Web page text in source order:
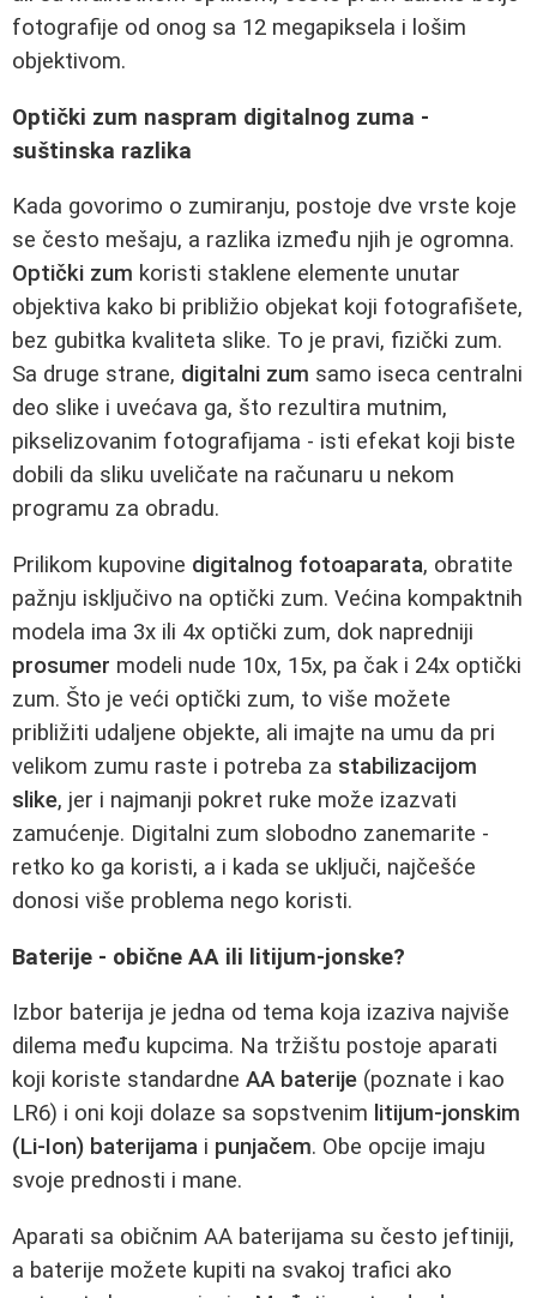
fotografije od onog sa 12 megapiksela i lošim
objektivom.
Optički zum naspram digitalnog zuma -
suštinska razlika
Kada govorimo o zumiranju, postoje dve vrste koje
se često mešaju, a razlika između njih je ogromna.
Optički zum koristi staklene elemente unutar
objektiva kako bi približio objekat koji fotografišete,
bez gubitka kvaliteta slike. To je pravi, fizički zum.
Sa druge strane, digitalni zum samo iseca centralni
deo slike i uvećava ga, što rezultira mutnim,
pikselizovanim fotografijama - isti efekat koji biste
dobili da sliku uveličate na računaru u nekom
programu za obradu.
Prilikom kupovine digitalnog fotoaparata, obratite
pažnju isključivo na optički zum. Većina kompaktnih
modela ima 3x ili 4x optički zum, dok napredniji
prosumer modeli nude 10x, 15x, pa čak i 24x optički
zum. Što je veći optički zum, to više možete
približiti udaljene objekte, ali imajte na umu da pri
velikom zumu raste i potreba za stabilizacijom
slike, jer i najmanji pokret ruke može izazvati
zamućenje. Digitalni zum slobodno zanemarite -
retko ko ga koristi, a i kada se uključi, najčešće
donosi više problema nego koristi.
Baterije - obične AA ili litijum-jonske?
Izbor baterija je jedna od tema koja izaziva najviše
dilema među kupcima. Na tržištu postoje aparati
koji koriste standardne AA baterije (poznate i kao
LR6) i oni koji dolaze sa sopstvenim litijum-jonskim
(Li-Ion) baterijama i punjačem. Obe opcije imaju
svoje prednosti i mane.
Aparati sa običnim AA baterijama su često jeftiniji,
a baterije možete kupiti na svakoj trafici ako